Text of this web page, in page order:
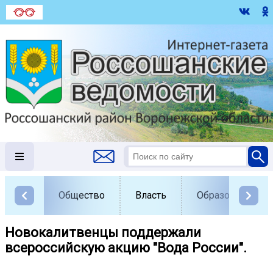
Общество Власть Образование
Новокалитвенцы поддержали
всероссийскую акцию "Вода России".